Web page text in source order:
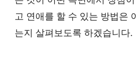
고 연애를 할 수 있는 방법은
는지 살펴보도록 하겠습니다.